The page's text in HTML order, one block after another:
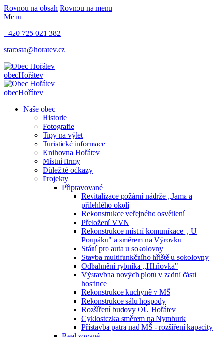
Rovnou na obsah Rovnou na menu
Menu
+420 725 021 382
starosta@horatev.cz
obecHořátev
obecHořátev
Naše obec
Historie
Fotografie
Tipy na výlet
Turistické informace
Knihovna Hořátev
Místní firmy
Důležité odkazy
Projekty
Připravované
Revitalizace požární nádrže ,,Jama a
přilehlého okolí
Rekonstrukce veřejného osvětlení
Přeložení VVN
Rekonstrukce místní komunikace ,, U
Poupáku" a směrem na Výrovku
Stání pro auta u sokolovny
Stavba multifunkčního hřiště u sokolovny
Odbahnění rybníka ,,Hliňovka"
Výstavbna nových plotů v zadní části
hostince
Rekonstrukce kuchyně v MŠ
Rekonstrukce sálu hospody
Rozšíření budovy OÚ Hořátev
Cyklostezka směrem na Nymburk
Přístavba patra nad MŠ - rozšíření kapacity